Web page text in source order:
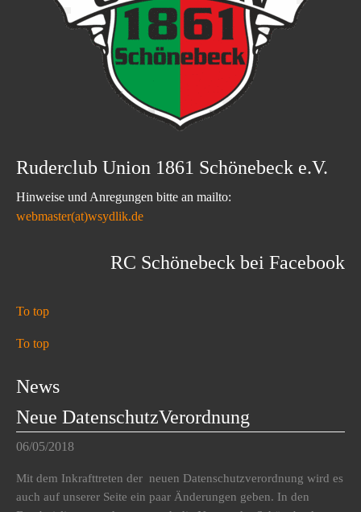
Ruderclub Union 1861 Schönebeck e.V.
Hinweise und Anregungen bitte an mailto:
webmaster(at)wsydlik.de
RC Schönebeck bei Facebook
To top
To top
News
Neue DatenschutzVerordnung
06/05/2018
Mit dem Inkrafttreten der neuen Datenschutzverordnung wird es
auch auf unserer Seite ein paar Änderungen geben. In den